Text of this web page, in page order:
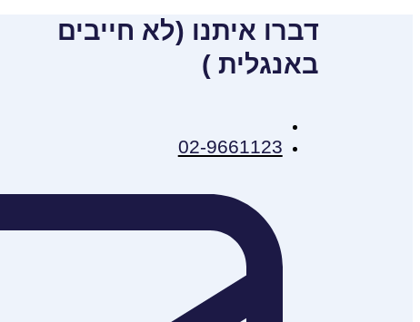
דברו איתנו (לא חייבים
באנגלית )
02-9661123